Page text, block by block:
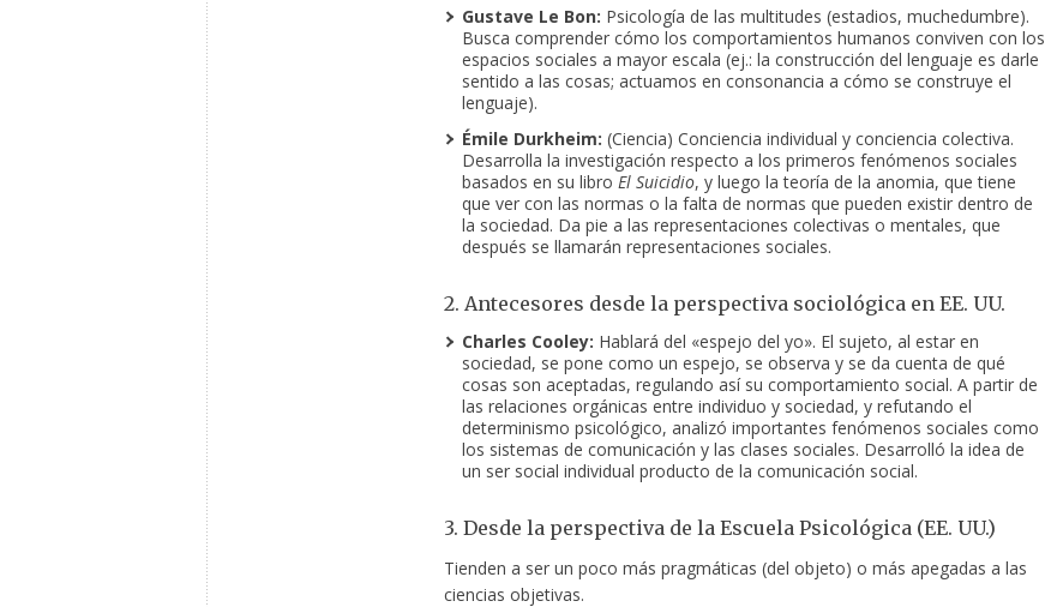
Gustave Le Bon: Psicología de las multitudes (estadios, muchedumbre).
Busca comprender cómo los comportamientos humanos conviven con los
espacios sociales a mayor escala (ej.: la construcción del lenguaje es darle
sentido a las cosas; actuamos en consonancia a cómo se construye el
lenguaje).
Émile Durkheim: (Ciencia) Conciencia individual y conciencia colectiva.
Desarrolla la investigación respecto a los primeros fenómenos sociales
basados en su libro El Suicidio, y luego la teoría de la anomia, que tiene
que ver con las normas o la falta de normas que pueden existir dentro de
la sociedad. Da pie a las representaciones colectivas o mentales, que
después se llamarán representaciones sociales.
2. Antecesores desde la perspectiva sociológica en EE. UU.
Charles Cooley: Hablará del «espejo del yo». El sujeto, al estar en
sociedad, se pone como un espejo, se observa y se da cuenta de qué
cosas son aceptadas, regulando así su comportamiento social. A partir de
las relaciones orgánicas entre individuo y sociedad, y refutando el
determinismo psicológico, analizó importantes fenómenos sociales como
los sistemas de comunicación y las clases sociales. Desarrolló la idea de
un ser social individual producto de la comunicación social.
3. Desde la perspectiva de la Escuela Psicológica (EE. UU.)
Tienden a ser un poco más pragmáticas (del objeto) o más apegadas a las
ciencias objetivas.